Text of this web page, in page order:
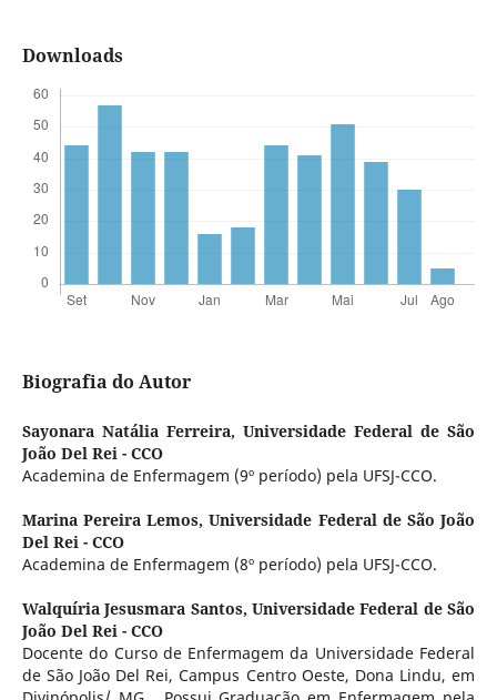
Downloads
Biografia do Autor
Sayonara Natália Ferreira, Universidade Federal de São
João Del Rei - CCO
Academina de Enfermagem (9º período) pela UFSJ-CCO.
Marina Pereira Lemos,Universidade Federal de São João
Del Rei - CCO
Academina de Enfermagem (8º período) pela UFSJ-CCO.
Walquíria Jesusmara Santos, Universidade Federal de São
João Del Rei - CCO
Docente do Curso de Enfermagem da Universidade Federal
de São João Del Rei, Campus Centro Oeste, Dona Lindu, em